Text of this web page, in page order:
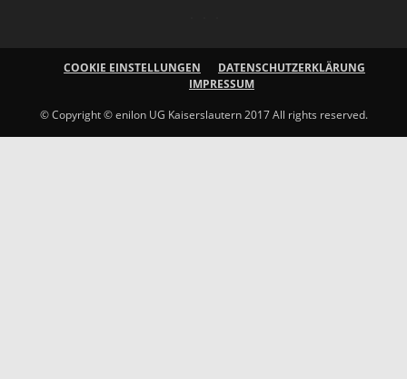
COOKIE EINSTELLUNGEN
DATENSCHUTZERKLÄRUNG
IMPRESSUM
© Copyright © enilon UG Kaiserslautern 2017 All rights reserved.